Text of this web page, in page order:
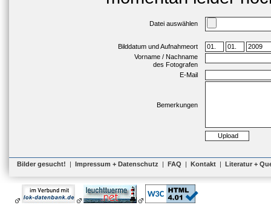
Datei auswählen
Bilddatum und Aufnahmeort
Vorname / Nachname
des Fotografen
E-Mail
Bemerkungen
Bilder gesucht! | Impressum + Datenschutz | FAQ | Kontakt | Literatur +